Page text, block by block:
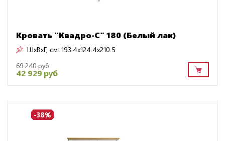
Кровать "Квадро-С" 180 (Белый лак)
ШxВxГ, см: 193.4x124.4x210.5
69 240 руб
42 929 руб
-38%